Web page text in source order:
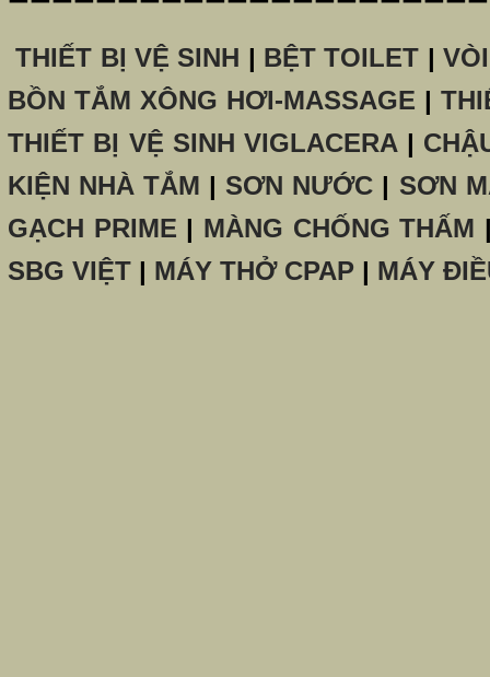
THIẾT BỊ VỆ SINH | BỆT TOILET |
BỒN TẮM XÔNG HƠI-MASSAGE |
THIẾT BỊ VỆ SINH VIGLACERA|
KIỆN NHÀ TẮM | SƠN NƯỚC | SƠN
GẠCH PRIME | MÀNG CHỐNG THẤM
SBG VIỆT | MÁY THỞ CPAP | MÁY